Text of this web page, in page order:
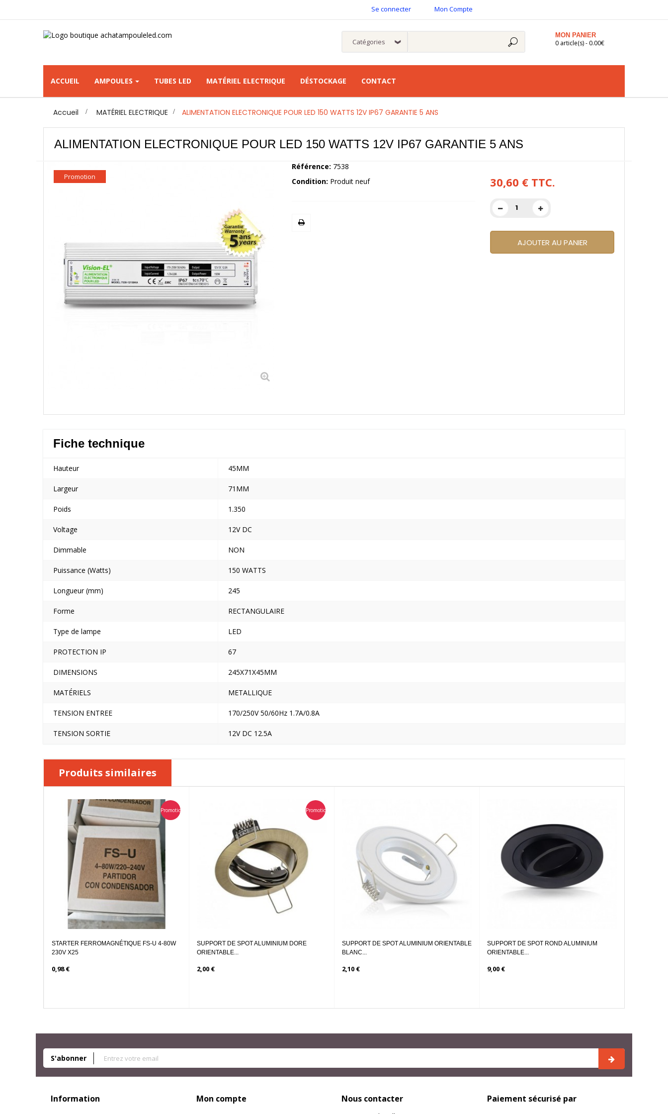
Se connecter Mon Compte
MON PANIER
0 article(s) - 0.00€
ACCUEIL AMPOULES TUBES LED MATÉRIEL ELECTRIQUE DÉSTOCKAGE CONTACT
Accueil > MATÉRIEL ELECTRIQUE > ALIMENTATION ELECTRONIQUE POUR LED 150 WATTS 12V IP67 GARANTIE 5 ANS
ALIMENTATION ELECTRONIQUE POUR LED 150 WATTS 12V IP67 GARANTIE 5 ANS
Promotion
Référence: 7538
Condition: Produit neuf 30,60 € TTC.
AJOUTER AU PANIER
Fiche technique
Hauteur 45MM
Largeur 71MM
Poids 1.350
Voltage 12V DC
Dimmable NON
Puissance (Watts) 150 WATTS
Longueur (mm) 245
Forme RECTANGULAIRE
Type de lampe LED
PROTECTION IP 67
DIMENSIONS 245X71X45MM
MATÉRIELS METALLIQUE
TENSION ENTREE 170/250V 50/60Hz 1.7A/0.8A
TENSION SORTIE 12V DC 12.5A
Produits similaires
Promotion
STARTER FERROMAGNÉTIQUE FS-U 4-80W
230V X25
SUPPORT DE SPOT ALUMINIUM DORE
ORIENTABLE...
SUPPORT DE SPOT ALUMINIUM ORIENTABLE
SUPPORT DE SPOT ROND ALUMINIUM
ORIENTABLE...
S'abonner
Information Mon compte Nous contacter Paiement sécurisé par